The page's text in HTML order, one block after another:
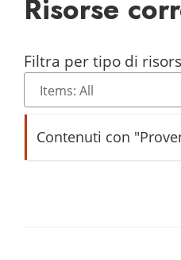
Risorse
Filtra per tipo di
Contenuti con